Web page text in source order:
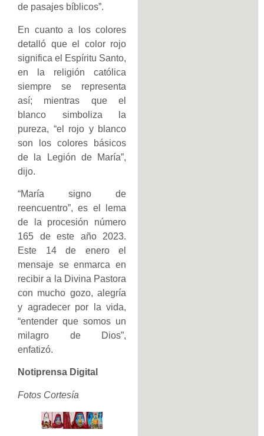
de pasajes bíblicos”.
En cuanto a los colores
detalló que el color rojo
significa el Espíritu Santo,
en la religión católica
siempre se representa
así; mientras que el
blanco simboliza la
pureza, “el rojo y blanco
son los colores básicos
de la Legión de María”,
dijo.
“María signo de
reencuentro”, es el lema
de la procesión número
165 de este año 2023.
Este 14 de enero el
mensaje se enmarca en
recibir a la Divina Pastora
con mucho gozo, alegría
y agradecer por la vida,
“entender que somos un
milagro de Dios”,
enfatizó.
Notiprensa Digital
Fotos Cortesía